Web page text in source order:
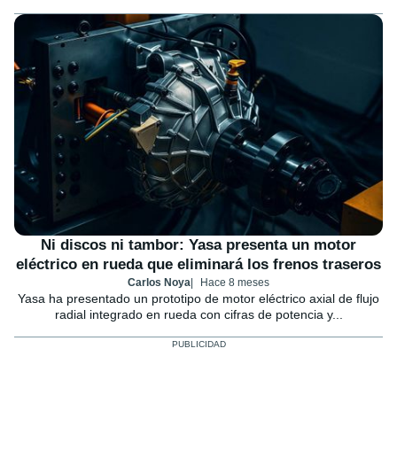
Ni discos ni tambor: Yasa presenta un motor
eléctrico en rueda que eliminará los frenos traseros
Carlos Noya Hace 8 meses
Yasa ha presentado un prototipo de motor eléctrico axial de flujo
radial integrado en rueda con cifras de potencia y...